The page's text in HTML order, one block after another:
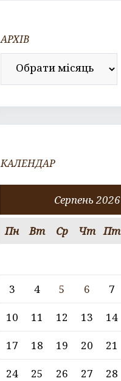
АРХІВ
Архів
КАЛЕНДАР
Серпень 2026
Пн Вт Ср Чт Пт
3
4 5 6 7
10
11 12 13 14
17
18 19 20 21
24
25 26 27 28